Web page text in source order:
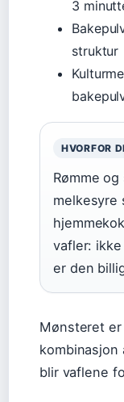
3
struktur
HVORFOR
Rømme
melkesyre
vafler:
er den
Mønsteret
blir vaflene